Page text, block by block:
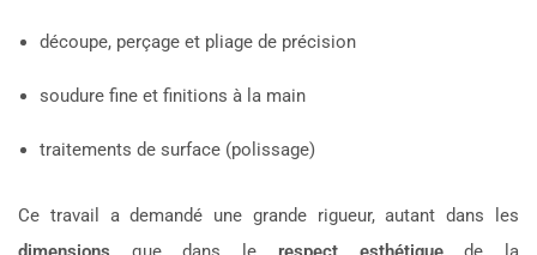
découpe, perçage et pliage de précision
soudure fine et finitions à la main
traitements de surface (polissage)
Ce travail a demandé une grande rigueur, autant dans les